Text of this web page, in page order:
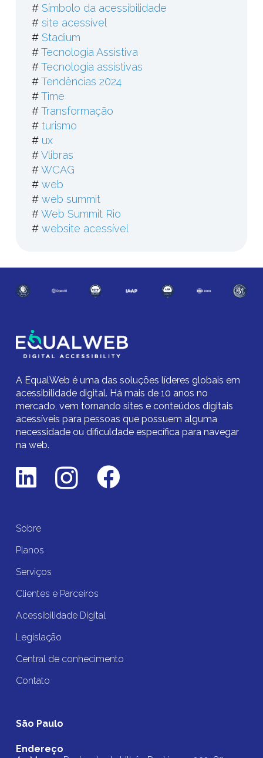
# Símbolo da acessibilidade
# site acessível
# Stadium
#Tecnologia Assistiva
#Tecnologia assistivas
#Tendências 2024
#Time
#Transformação
# turismo
# ux
#Vlibras
#WCAG
# web
# web summit
#Web Summit Rio
# website acessível
A EqualWeb é uma das soluções líderes globais em
acessibilidade digital. Há mais de 10 anos no
mercado, vem tornando sites e conteúdos digitais
acessíveis para pessoas que possuem alguma
necessidade ou dificuldade específica para navegar
na web.
Sobre
Planos
Serviços
Clientes e Parceiros
Acessibilidade Digital
Legislação
Central de conhecimento
Contato
São Paulo
Endereço